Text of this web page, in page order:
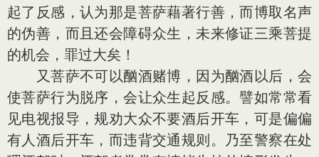
起了反感，认为那是菩萨藉著行善，而博取名声
的伪善，而且还会障碍众生，未来修证三乘菩提
的机会，罪过大矣！
又菩萨不可以酗酒赌博，因为酗酒以后，会
使菩萨行为脱序，会让众生起反感。譬如常常看
见电视报导，规劝大众不要酒后开车，可是偏偏
有人酒后开车，而违背交通规则。乃至警察在处